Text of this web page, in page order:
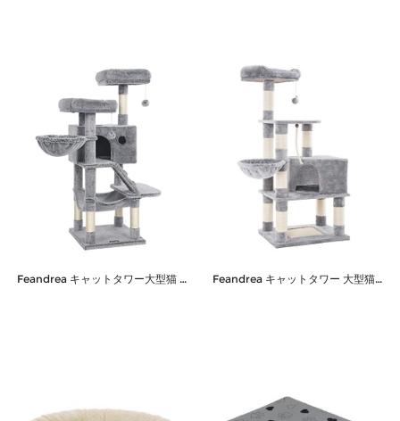
Feandrea キャットタワー大型猫 猫タワー 多頭飼い ハンモック 猫ハウス ストレス解消 転倒防止 135cm PCT162W01 Feandrea キャットタワー 大型猫用 安定感 コンパクト 巨大猫ハウス 耐荷重7kgハンモック 据え置きストレス解消 PCT60H